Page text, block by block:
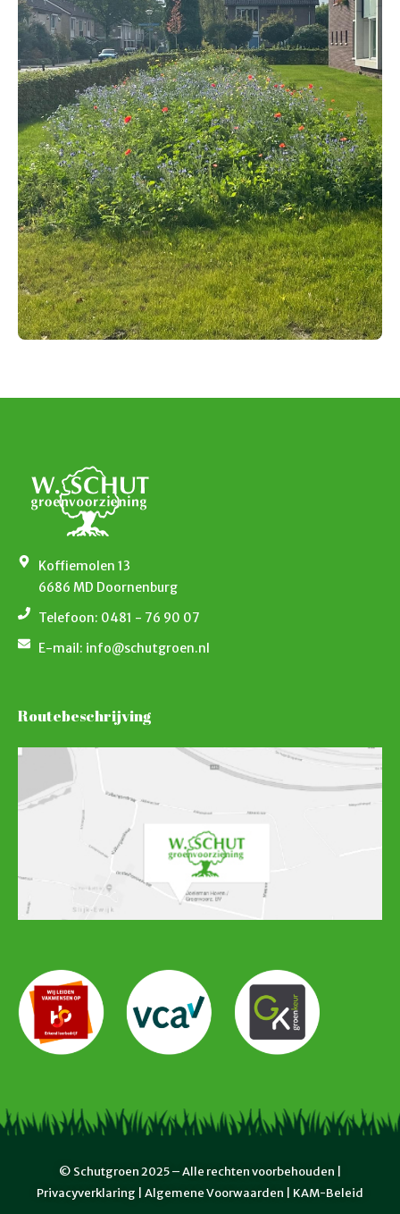
GROENVOORZIENING HOVENIERS
Koffiemolen 13
6686 MD Doornenburg
Telefoon: 0481 - 76 90 07
E-mail: info@schutgroen.nl
Routebeschrijving
© Schutgroen 2025 – Alle rechten voorbehouden |
Privacyverklaring | Algemene Voorwaarden KAM-Beleid